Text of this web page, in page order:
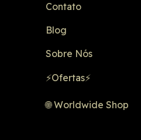
Contato
Blog
Sobre Nós
⚡Ofertas⚡
🌐 Worldwide Shop